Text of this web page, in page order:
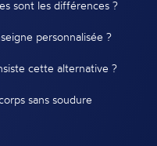
sont les différences ?
personnalisée ?
cette alternative ?
sans soudure